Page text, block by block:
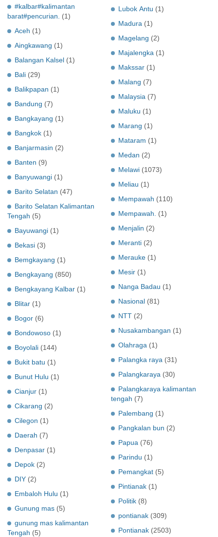
#kalbar#kalimantan
barat#pencurian.
(1)
Aceh (1)
Aingkawang (1)
Balangan Kalsel (1)
Bali (29)
Balikpapan (1)
Bandung (7)
Bangkayang (1)
Bangkok (1)
Banjarmasin (2)
Banten (9)
Banyuwangi (1)
Barito Selatan (47)
Barito Selatan Kalimantan
Tengah (5)
Bayuwangi (1)
Bekasi (3)
Bemgkayang (1)
Bengkayang (850)
Bengkayang Kalbar (1)
Blitar (1)
Bogor (6)
Bondowoso (1)
Boyolali (144)
Bukit batu (1)
Bunut Hulu (1)
Cianjur (1)
Cikarang (2)
Cilegon (1)
Daerah (7)
Denpasar (1)
Depok (2)
DIY (2)
Embaloh Hulu (1)
Gunung mas (5)
gunung mas kalimantan
Tengah (5)
Lubok Antu (1)
Madura (1)
Magelang (2)
Majalengka (1)
Makssar (1)
Malang (7)
Malaysia (7)
Maluku (1)
Marang (1)
Mataram (1)
Medan (2)
Melawi (1073)
Meliau (1)
Mempawah (110)
Mempawah.
(1)
Menjalin (2)
Meranti (2)
Merauke (1)
Mesir (1)
Nanga Badau (1)
Nasional (81)
NTT (2)
Nusakambangan (1)
Olahraga (1)
Palangka raya (31)
Palangkaraya (30)
Palangkaraya kalimantan
tengah (7)
Palembang (1)
Pangkalan bun (2)
Papua (76)
Parindu (1)
Pemangkat (5)
Pintianak (1)
Politik (8)
pontianak (309)
Pontianak (2503)